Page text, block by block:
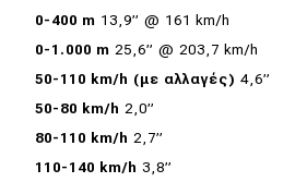
0-400 m 13,9” @ 161 km/h
0-1.000 m 25,6” @ 203,7 km/h
50-110 km/h (με αλλαγές) 4,6”
50-80 km/h 2,0”
80-110 km/h 2,7”
110-140 km/h 3,8”